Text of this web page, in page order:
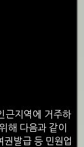
근지역에 거주하
해 다음과 같이
발급 등 민원업